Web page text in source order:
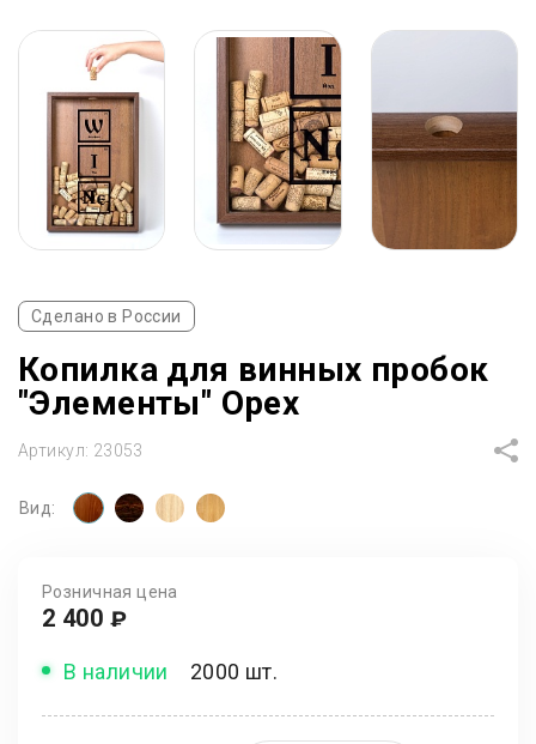
Сделано в России
Копилка для винных пробок
"Элементы" Орех
Артикул: 23053
Вид:
Розничная цена
2 400 ₽
В наличии 2000 шт.